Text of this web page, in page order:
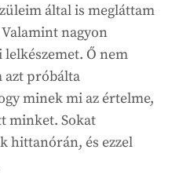
által is megláttam
nagyon
Ő nem
próbálta
minek mi az értelme,
minket. Sokat
hittanórán, és ezzel